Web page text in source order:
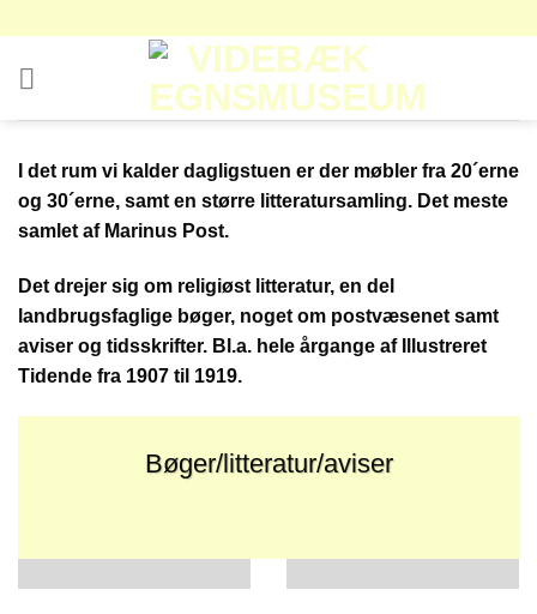
indhold
I det rum vi kalder dagligstuen er der møbler fra 20´erne
og 30´erne, samt en større litteratursamling. Det meste
samlet af Marinus Post.
Det drejer sig om religiøst litteratur, en del
landbrugsfaglige bøger, noget om postvæsenet samt
aviser og tidsskrifter. Bl.a. hele årgange af Illustreret
Tidende fra 1907 til 1919.
Bøger/litteratur/aviser